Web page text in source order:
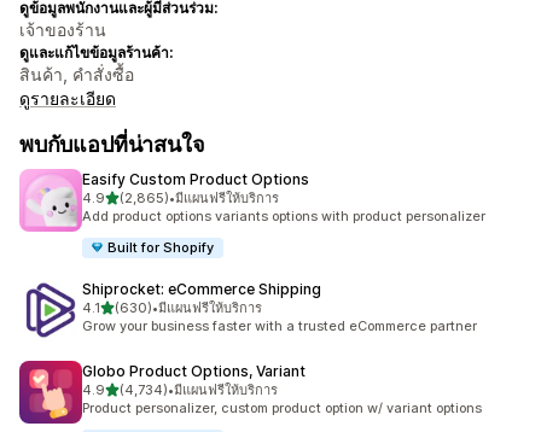
ดูข้อมูลพนักงานและผู้มีส่วนร่วม:
เจ้าของร้าน
ดูและแก้ไขข้อมูลร้านค้า:
สินค้า, คำสั่งซื้อ
ดูรายละเอียด
พบกับแอปที่น่าสนใจ
Easify Custom Product Options
4.9เต็ม 5 ดาว
(2,865)
ทั้งหมด 2865 รีวิว
•มีแผนฟรีให้บริการ
Add product options variants options with product personalizer
Built for Shopify
Shiprocket: eCommerce Shipping
4.1เต็ม 5 ดาว
(630)
ทั้งหมด 630 รีวิว
•มีแผนฟรีให้บริการ
Grow your business faster with a trusted eCommerce partner
Globo Product Options, Variant
4.9เต็ม 5 ดาว
(4,734)
ทั้งหมด 4734 รีวิว
•มีแผนฟรีให้บริการ
Product personalizer, custom product option w/ variant options